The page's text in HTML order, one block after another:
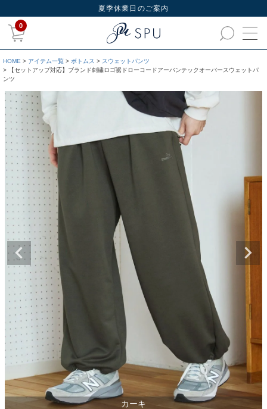
夏季休業日のご案内
0
HOME アイテム一覧 ボトムス
スウェットパンツ
【セットアップ対応】ブランド刺繍ロゴ裾ドローコードアーバンテックオーバースウェットパ
ンツ
カーキ